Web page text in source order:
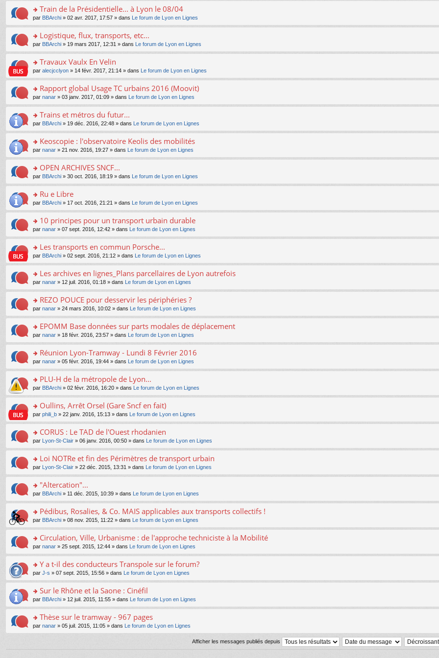
e
nt
s
ré
c
e
nt
le
pl
u
s
ré
c
e
nt
n
n
le
pl
u
s
ré
c
e
nt
a
g
e
n
n
le
pl
u
s
ré
c
e
nt
le
m
e
s
a
g
e
n
n
le
pl
u
s
ré
c
e
nt
s
ult
er
le
m
e
s
a
g
e
n
n
le
pl
u
s
ré
c
e
nt
o
n
s
ult
er
le
m
e
s
a
g
e
n
n
le
pl
u
s
ré
c
e
nt
Train de la Présidentielle... à Lyon le 08/04
par BBArchi » 02 avr. 2017, 17:57 » dans Le forum de Lyon en Lignes
o
n
s
ult
er
le
m
e
s
a
g
e
n
n
le
pl
u
s
ré
c
e
nt
Logistique, flux, transports, etc...
par BBArchi » 19 mars 2017, 12:31 » dans Le forum de Lyon en Lignes
o
n
s
ult
er
le
m
e
s
a
g
e
n
n
le
pl
u
s
ré
c
e
nt
Travaux Vaulx En Velin
par alecjcclyon » 14 févr. 2017, 21:14 » dans Le forum de Lyon en Lignes
o
n
s
ult
er
le
m
e
s
a
g
e
n
n
le
pl
u
s
ré
c
e
nt
Rapport global Usage TC urbains 2016 (Moovit)
par nanar » 03 janv. 2017, 01:09 » dans Le forum de Lyon en Lignes
o
n
s
ult
er
le
m
e
s
a
g
e
n
n
le
pl
u
s
ré
c
e
nt
Trains et métros du futur...
par BBArchi » 19 déc. 2016, 22:48 » dans Le forum de Lyon en Lignes
o
n
s
ult
er
le
m
e
s
a
g
e
n
n
le
pl
u
s
ré
c
e
nt
Keoscopie : l'observatoire Keolis des mobilités
par nanar » 21 nov. 2016, 19:27 » dans Le forum de Lyon en Lignes
o
n
s
ult
er
le
m
e
s
a
g
e
n
n
le
pl
u
s
ré
c
e
nt
OPEN ARCHIVES SNCF...
par BBArchi » 30 oct. 2016, 18:19 » dans Le forum de Lyon en Lignes
o
n
s
ult
er
le
m
e
s
a
g
e
n
n
le
pl
u
s
ré
c
e
nt
Ru e Libre
par BBArchi » 17 oct. 2016, 21:21 » dans Le forum de Lyon en Lignes
o
n
s
ult
er
le
m
e
s
a
g
e
n
n
le
pl
u
s
ré
c
e
nt
10 principes pour un transport urbain durable
par nanar » 07 sept. 2016, 12:42 » dans Le forum de Lyon en Lignes
o
n
s
ult
er
le
m
e
s
a
g
e
n
n
le
pl
u
s
ré
c
e
nt
Les transports en commun Porsche...
par BBArchi » 02 sept. 2016, 21:12 » dans Le forum de Lyon en Lignes
o
n
s
ult
er
le
m
e
s
a
g
e
n
n
le
pl
u
s
ré
c
e
nt
Les archives en lignes_Plans parcellaires de Lyon autrefois
par nanar » 12 juil. 2016, 01:18 » dans Le forum de Lyon en Lignes
o
n
s
ult
er
le
m
e
s
a
g
e
n
n
le
pl
u
s
ré
c
e
nt
REZO POUCE pour desservir les périphéries ?
par nanar » 24 mars 2016, 10:02 » dans Le forum de Lyon en Lignes
o
n
s
ult
er
le
m
e
s
a
g
e
n
n
le
pl
u
s
ré
c
e
nt
EPOMM Base données sur parts modales de déplacement
par nanar » 18 févr. 2016, 23:57 » dans Le forum de Lyon en Lignes
o
n
s
ult
er
le
m
e
s
a
g
e
n
n
le
pl
u
s
ré
c
e
nt
Réunion Lyon-Tramway - Lundi 8 Février 2016
par nanar » 05 févr. 2016, 19:44 » dans Le forum de Lyon en Lignes
o
n
s
ult
er
le
m
e
s
a
g
e
n
n
le
pl
u
s
ré
c
e
nt
PLU-H de la métropole de Lyon...
par BBArchi » 02 févr. 2016, 16:20 » dans Le forum de Lyon en Lignes
o
n
s
ult
er
le
m
e
s
a
g
e
n
n
le
pl
u
s
ré
c
e
nt
Oullins, Arrêt Orsel (Gare Sncf en fait)
par phili_b » 22 janv. 2016, 15:13 » dans Le forum de Lyon en Lignes
o
n
s
ult
er
le
m
e
s
a
g
e
n
n
le
pl
u
s
ré
c
e
nt
CORUS : Le TAD de l'Ouest rhodanien
par Lyon-St-Clair » 06 janv. 2016, 00:50 » dans Le forum de Lyon en Lignes
o
n
s
ult
er
le
m
e
s
a
g
e
n
n
le
pl
u
s
ré
c
Loi NOTRe et fin des Périmètres de transport urbain
par Lyon-St-Clair » 22 déc. 2015, 13:31 » dans Le forum de Lyon en Lignes
o
n
s
ult
er
le
m
e
s
a
g
e
n
n
le
pl
u
ré
"Altercation"...
par BBArchi » 11 déc. 2015, 10:39 » dans Le forum de Lyon en Lignes
o
n
s
ult
er
le
m
e
s
a
g
e
n
n
Pédibus, Rosalies, & Co. MAIS applicables aux transports collectifs !
par BBArchi » 08 nov. 2015, 11:22 » dans Le forum de Lyon en Lignes
o
n
s
ult
er
le
m
e
s
a
g
e
o
Circulation, Ville, Urbanisme : de l'approche techniciste à la Mobilité
par nanar » 25 sept. 2015, 12:44 » dans Le forum de Lyon en Lignes
o
n
s
ult
er
le
m
e
s
Y a t-il des conducteurs Transpole sur le forum?
par J-s » 07 sept. 2015, 15:56 » dans Le forum de Lyon en Lignes
o
n
s
ult
er
e
Sur le Rhône et la Saone : Cinéfil
par BBArchi » 12 juil. 2015, 11:55 » dans Le forum de Lyon en Lignes
o
n
ult
Thèse sur le tramway - 967 pages
par nanar » 05 juil. 2015, 11:05 » dans Le forum de Lyon en Lignes
Afficher les messages publiés depuis